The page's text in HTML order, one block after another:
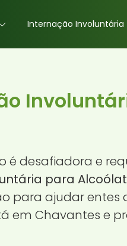
Internação Involuntária
é desafiadora e
para
para ajudar entes
em Chavantes e